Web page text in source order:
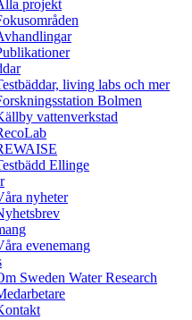
projekt
living labs och mer
Bolmen
vattenverkstad
Ellinge
nyheter
evenemang
Sweden Water Research